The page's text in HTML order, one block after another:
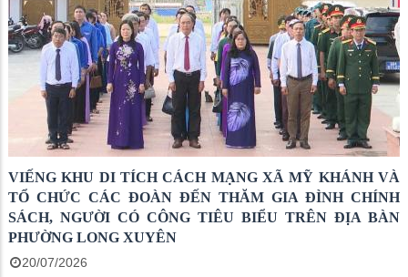
VIẾNG KHU DI TÍCH CÁCH MẠNG XÃ MỸ KHÁNH VÀ
TỔ CHỨC CÁC ĐOÀN ĐẾN THĂM GIA ĐÌNH CHÍNH
SÁCH, NGƯỜI CÓ CÔNG TIÊU BIỂU TRÊN ĐỊA BÀN
PHƯỜNG LONG XUYÊN
20/07/2026